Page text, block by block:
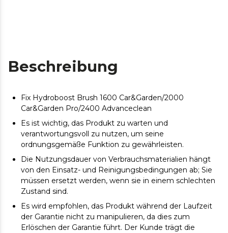
Beschreibung
Fix Hydroboost Brush 1600 Car&Garden/2000
Car&Garden Pro/2400 Advanceclean
Es ist wichtig, das Produkt zu warten und
verantwortungsvoll zu nutzen, um seine
ordnungsgemäße Funktion zu gewährleisten.
Die Nutzungsdauer von Verbrauchsmaterialien hängt
von den Einsatz- und Reinigungsbedingungen ab; Sie
müssen ersetzt werden, wenn sie in einem schlechten
Zustand sind.
Es wird empfohlen, das Produkt während der Laufzeit
der Garantie nicht zu manipulieren, da dies zum
Erlöschen der Garantie führt. Der Kunde trägt die